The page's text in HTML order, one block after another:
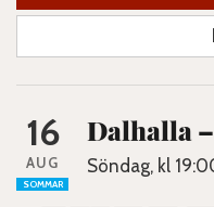
16
AUG
SOMMAR
Dalhalla
Söndag, kl